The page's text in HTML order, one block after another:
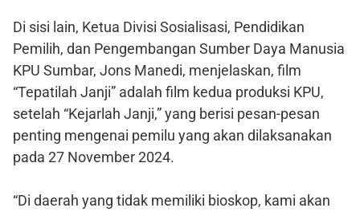
Di sisi lain, Ketua Divisi Sosialisasi, Pendidikan
Pemilih, dan Pengembangan Sumber Daya Manusia
KPU Sumbar, Jons Manedi, menjelaskan, film
“Tepatilah Janji” adalah film kedua produksi KPU,
setelah “Kejarlah Janji,” yang berisi pesan-pesan
penting mengenai pemilu yang akan dilaksanakan
pada 27 November 2024.
“Di daerah yang tidak memiliki bioskop, kami akan